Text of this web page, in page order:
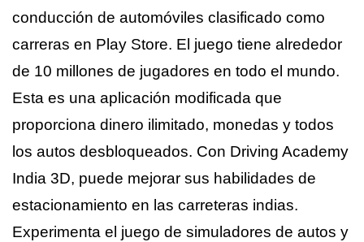
conducción de automóviles clasificado como
carreras en Play Store. El juego tiene alrededor
de 10 millones de jugadores en todo el mundo.
Esta es una aplicación modificada que
proporciona dinero ilimitado, monedas y todos
los autos desbloqueados. Con Driving Academy
India 3D, puede mejorar sus habilidades de
estacionamiento en las carreteras indias.
Experimenta el juego de simuladores de autos y